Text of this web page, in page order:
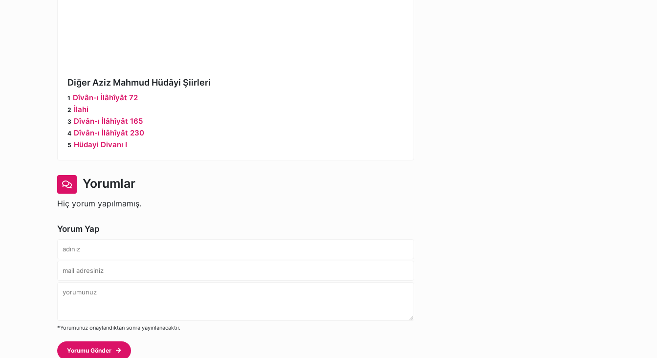
Diğer Aziz Mahmud Hüdâyi Şiirleri
Dîvân-ı İlâhîyât 72
İlahi
Dîvân-ı İlâhîyât 165
Dîvân-ı İlâhîyât 230
Hüdayi Divanı I
Yorumlar
Hiç yorum yapılmamış.
Yorum Yap
*Yorumunuz onaylandıktan sonra yayınlanacaktır.
Yorumu Gönder